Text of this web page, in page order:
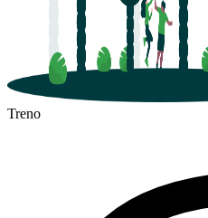
Treno